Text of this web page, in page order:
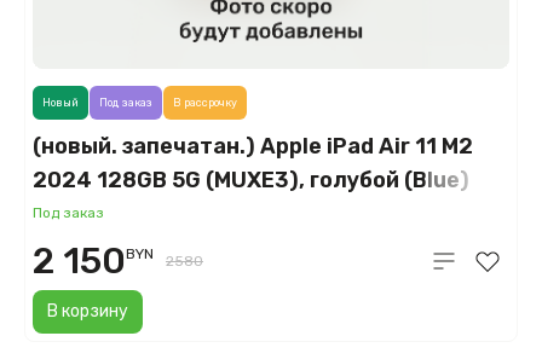
(новый. запечатан.) Apple iPad Air 11 M2
2024 128GB 5G (MUXE3), голубой (Blue)
Под заказ
В корзину
Новый Под заказ В рассрочку
2 150BYN 2580